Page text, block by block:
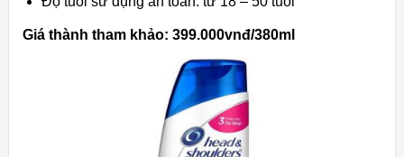
Giá thành tham khảo: 399.000vnđ/380ml